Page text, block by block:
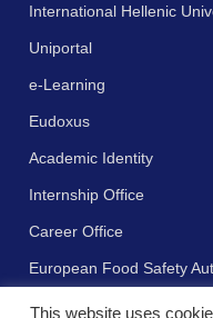
International Hellenic
Uniportal
e-Learning
Eudoxus
Academic Identity
Internship Office
Career Office
European Food Safety
This website uses